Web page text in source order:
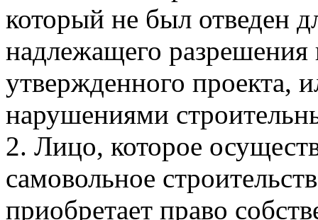
который не был отведен
надлежащего
утвержденного проекта,
нарушениями
2. Лицо, которое
самовольное
приобретает право